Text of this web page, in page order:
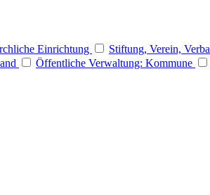
Einrichtung
Stiftung, Verein,
Öffentliche Verwaltung: Kommune